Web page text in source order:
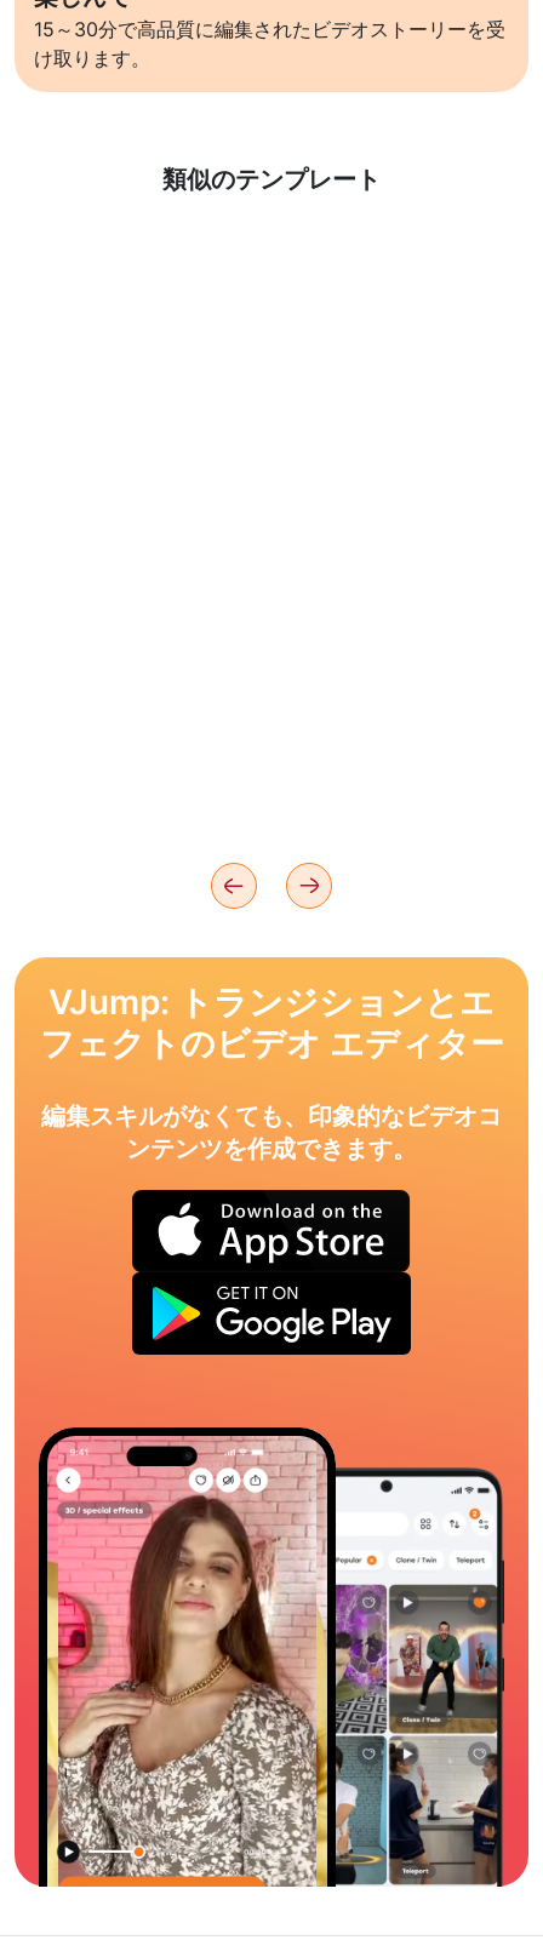
15～30分で高品質に編集されたビデオストーリーを受
け取ります。
類似のテンプレート
詳しくはこちら
VJump: トランジションとエ
フェクトのビデオ エディター
編集スキルがなくても、印象的なビデオコ
ンテンツを作成できます。